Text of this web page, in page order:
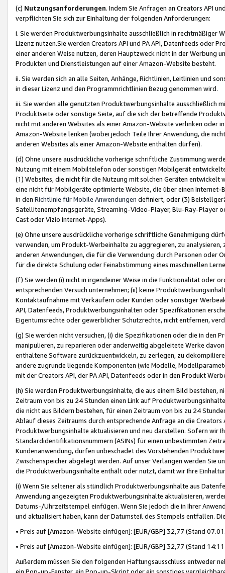
(c) Nutzungsanforderungen. Indem Sie Anfragen an Creators API
verpflichten Sie sich zur Einhaltung der folgenden Anforderungen:
i. Sie werden Produktwerbungsinhalte ausschließlich in rechtmäßiger
Lizenz nutzen.Sie werden Creators API und PA API, Datenfeeds oder
einer anderen Weise nutzen, deren Hauptzweck nicht in der Werbung
Produkten und Dienstleistungen auf einer Amazon-Website besteht.
ii. Sie werden sich an alle Seiten, Anhänge, Richtlinien, Leitlinien und
in dieser Lizenz und den Programmrichtlinien Bezug genommen wird.
iii. Sie werden alle genutzten Produktwerbungsinhalte ausschließlich
Produktseite oder sonstige Seite, auf die sich der betreffende
nicht mit anderen Websites als einer Amazon-Website verlinken oder
Amazon-Website lenken (wobei jedoch Teile Ihrer Anwendung, die
anderen Websites als einer Amazon-Website enthalten dürfen).
(d) Ohne unsere ausdrückliche vorherige schriftliche Zustimmung
Nutzung mit einem Mobiltelefon oder sonstigen Mobilgerät
(1) Websites, die nicht für die Nutzung mit solchen Geräten
eine nicht für Mobilgeräte optimierte Website, die über einen
in den Richtlinie für Mobile Anwendungen definiert, oder (3)
Satellitenempfangsgeräte, Streaming-Video-Player, Blu-Ray-Player
Cast oder Vizio Internet-Apps).
(e) Ohne unsere ausdrückliche vorherige schriftliche Genehmigung
verwenden, um Produkt-Werbeinhalte zu aggregieren, zu
anderen Anwendungen, die für die Verwendung durch Personen
für die direkte Schulung oder Feinabstimmung eines maschinellen
(f) Sie werden (i) nicht in irgendeiner Weise in die Funktionalität oder
entsprechenden Versuch unternehmen; (ii) keine
Kontaktaufnahme mit Verkäufern oder Kunden oder sonstiger
API, Datenfeeds, Produktwerbungsinhalten oder Spezifikationen
Eigentumsrechte oder gewerblicher Schutzrechte, nicht entfernen,
(g) Sie werden nicht versuchen, (i) die Spezifikationen oder die in
manipulieren, zu reparieren oder anderweitig abgeleitete Werke
enthaltene Software zurückzuentwickeln, zu zerlegen, zu
andere zugrunde liegende Komponenten (wie Modelle,
mit der Creators API, der PA API, Datenfeeds oder in den Produkt
(h) Sie werden Produktwerbungsinhalte, die aus einem Bild bestehen,
Zeitraum von bis zu 24 Stunden einen Link auf
die nicht aus Bildern bestehen, für einen Zeitraum von bis zu 24
Ablauf dieses Zeitraums durch entsprechende Anfrage an die
Produktwerbungsinhalte aktualisieren und neu darstellen. Sofern wir
Standardidentifikationsnummern (ASINs) für einen unbestimmten
Kundenanwendung, dürfen unbeschadet des Vorstehenden
Zwischenspeicher abgelegt werden. Auf unser Verlangen werden Sie
die Produktwerbungsinhalte enthält oder nutzt, damit wir Ihre
(i) Wenn Sie seltener als stündlich Produktwerbungsinhalte aus
Anwendung angezeigten Produktwerbungsinhalte aktualisieren,
Datums-/Uhrzeitstempel einfügen. Wenn Sie jedoch die in Ihrer
und aktualisiert haben, kann der Datumsteil des Stempels entfallen.
• Preis auf [Amazon-Website einfügen]: [EUR/GBP] 32,77 (Stand
• Preis auf [Amazon-Website einfügen]: [EUR/GBP] 32,77 (Stand
Außerdem müssen Sie den folgenden Haftungsausschluss entweder
ein Pop-up-Fenster, ein Pop-up-Skript oder ein sonstiges